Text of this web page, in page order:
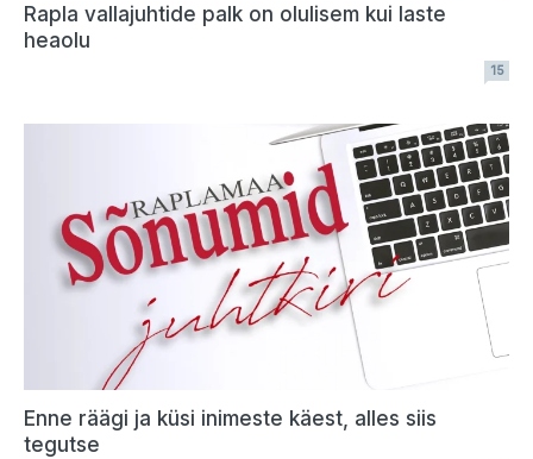
Rapla vallajuhtide palk on olulisem kui laste
heaolu
15
Enne räägi ja küsi inimeste käest, alles siis
tegutse